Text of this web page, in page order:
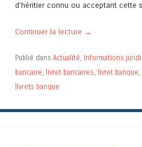
d’héritier connu ou acceptant cette
Continuer la lecture →
Publié dans Actualité Informations
bancaire livret bancaires livret banque
livrets banque